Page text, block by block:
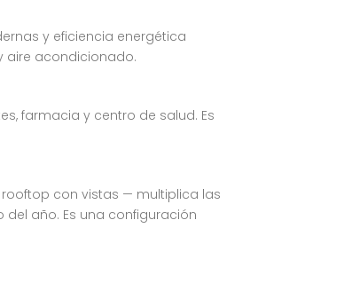
y eficiencia energética
aire acondicionado.
farmacia y centro de salud. Es
con vistas — multiplica las
año. Es una configuración